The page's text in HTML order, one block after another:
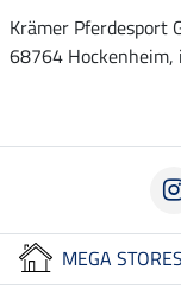
Krämer Pferdesport
68764 Hockenheim,
MEGA STORES